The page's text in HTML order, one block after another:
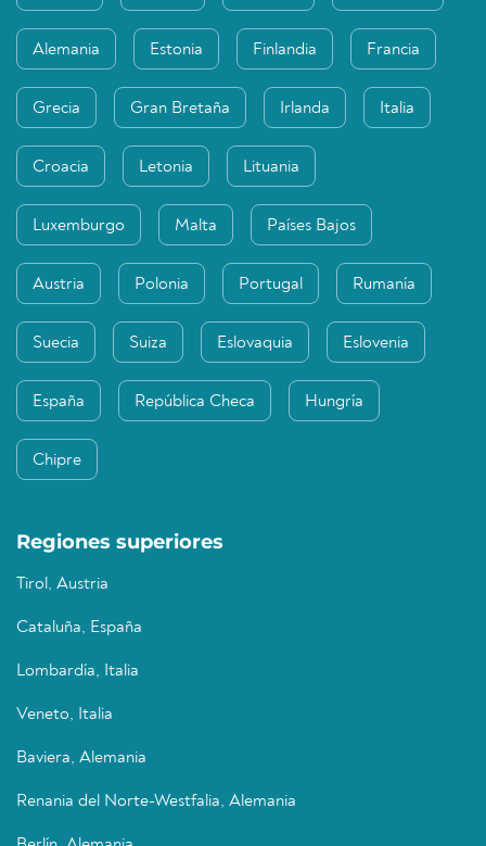
Alemania Estonia Finlandia Francia
Grecia Gran Bretaña Irlanda Italia
Croacia Letonia Lituania
Luxemburgo Malta Países Bajos
Austria Polonia Portugal Rumanía
Suecia Suiza Eslovaquia Eslovenia
España República Checa Hungría
Chipre
Regiones superiores
Tirol, Austria
Cataluña, España
Lombardía, Italia
Veneto, Italia
Baviera, Alemania
Renania del Norte-Westfalia, Alemania